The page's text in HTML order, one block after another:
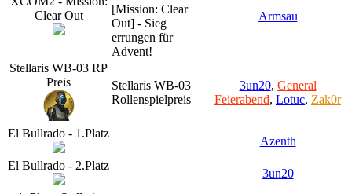
Clear Out
[Mission: Clear
Out] - Sieg
errungen für
Advent!
Armsau
Stellaris WB-03 RP
Preis
Stellaris WB-03
Rollenspielpreis
3un20, General
Feierabend, Lotuc, Zak0r
El Bullrado - 1.Platz
Azenth
El Bullrado - 2.Platz
3un20